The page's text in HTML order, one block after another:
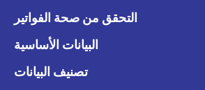
التحقق من صحة الفواتير
البيانات الأساسية
تصنيف البيانات